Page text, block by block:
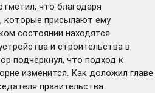
что благодаря
которые присылают ему
состоянии находятся
и строительства в
подчеркнул, что подход к
изменится. Как доложил главе
правительства